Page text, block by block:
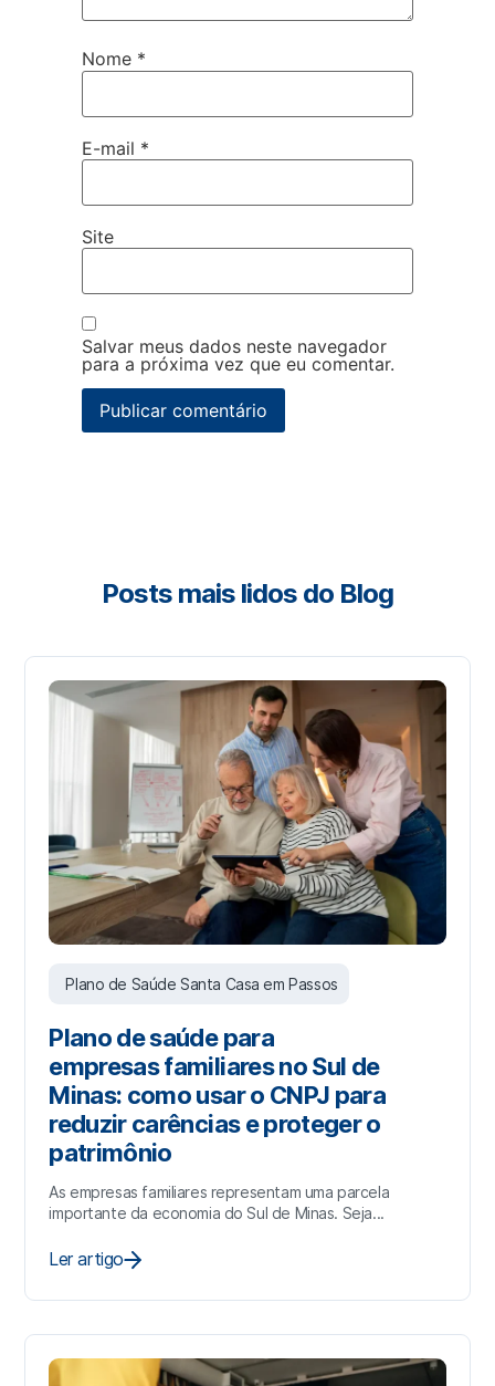
Nome *
E-mail *
Site
Salvar meus dados neste navegador
para a próxima vez que eu comentar.
Posts mais lidos do Blog
Plano de Saúde Santa Casa em Passos
Plano de saúde para
empresas familiares no Sul de
Minas: como usar o CNPJ para
reduzir carências e proteger o
patrimônio
As empresas familiares representam uma parcela
importante da economia do Sul de Minas. Seja...
Ler artigo